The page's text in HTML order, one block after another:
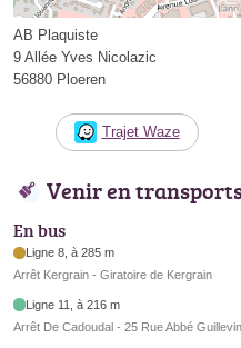
AB Plaquiste
9 Allée Yves Nicolazic
56880 Ploeren
Trajet Waze
Venir en
En bus
Ligne 8, à 285 m
Arrêt Kergrain - Giratoire de Kergrain
Ligne 11, à 216 m
Arrêt De Cadoudal - 25 Rue Abbé Guillevin